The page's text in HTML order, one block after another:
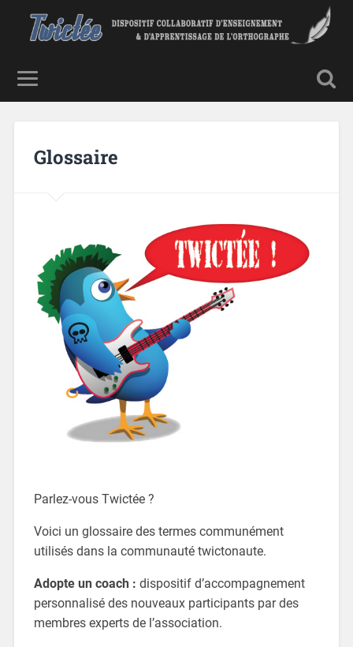
Glossaire
Parlez-vous Twictée ?
Voici un glossaire des termes communément
utilisés dans la communauté twictonaute.
Adopte un coach : dispositif d’accompagnement
personnalisé des nouveaux participants par des
membres experts de l’association.